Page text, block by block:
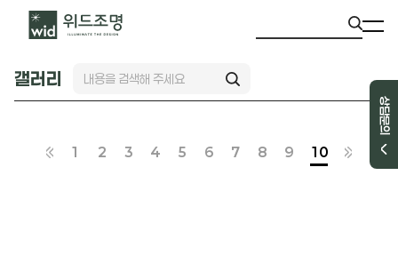
상담문의
갤러리
1 2 3 4 5 6 7 8 9 10